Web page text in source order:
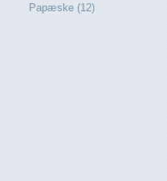
Papæske (12)